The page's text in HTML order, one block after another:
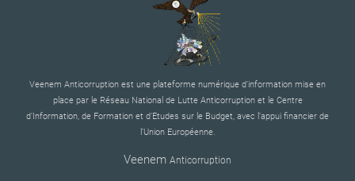
Veenem Anticorruption est une plateforme numérique d’information mise en
place par le Réseau National de Lutte Anticorruption et le Centre
d’Information, de Formation et d’Etudes sur le Budget, avec l’appui financier de
l’Union Européenne.
Veenem Anticorruption